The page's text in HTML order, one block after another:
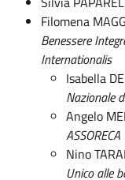
Filomena
Benessere
Internationalis
Isabella
Nazionale
Angelo
ASSORECA
Nino
Unico alle